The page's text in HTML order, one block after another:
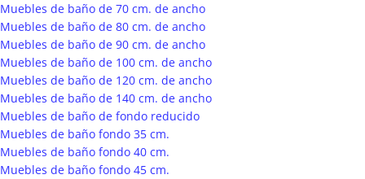
Muebles de baño de 70 cm. de ancho
Muebles de baño de 80 cm. de ancho
Muebles de baño de 90 cm. de ancho
Muebles de baño de 100 cm. de ancho
Muebles de baño de 120 cm. de ancho
Muebles de baño de 140 cm. de ancho
Muebles de baño de fondo reducido
Muebles de baño fondo 35 cm.
Muebles de baño fondo 40 cm.
Muebles de baño fondo 45 cm.